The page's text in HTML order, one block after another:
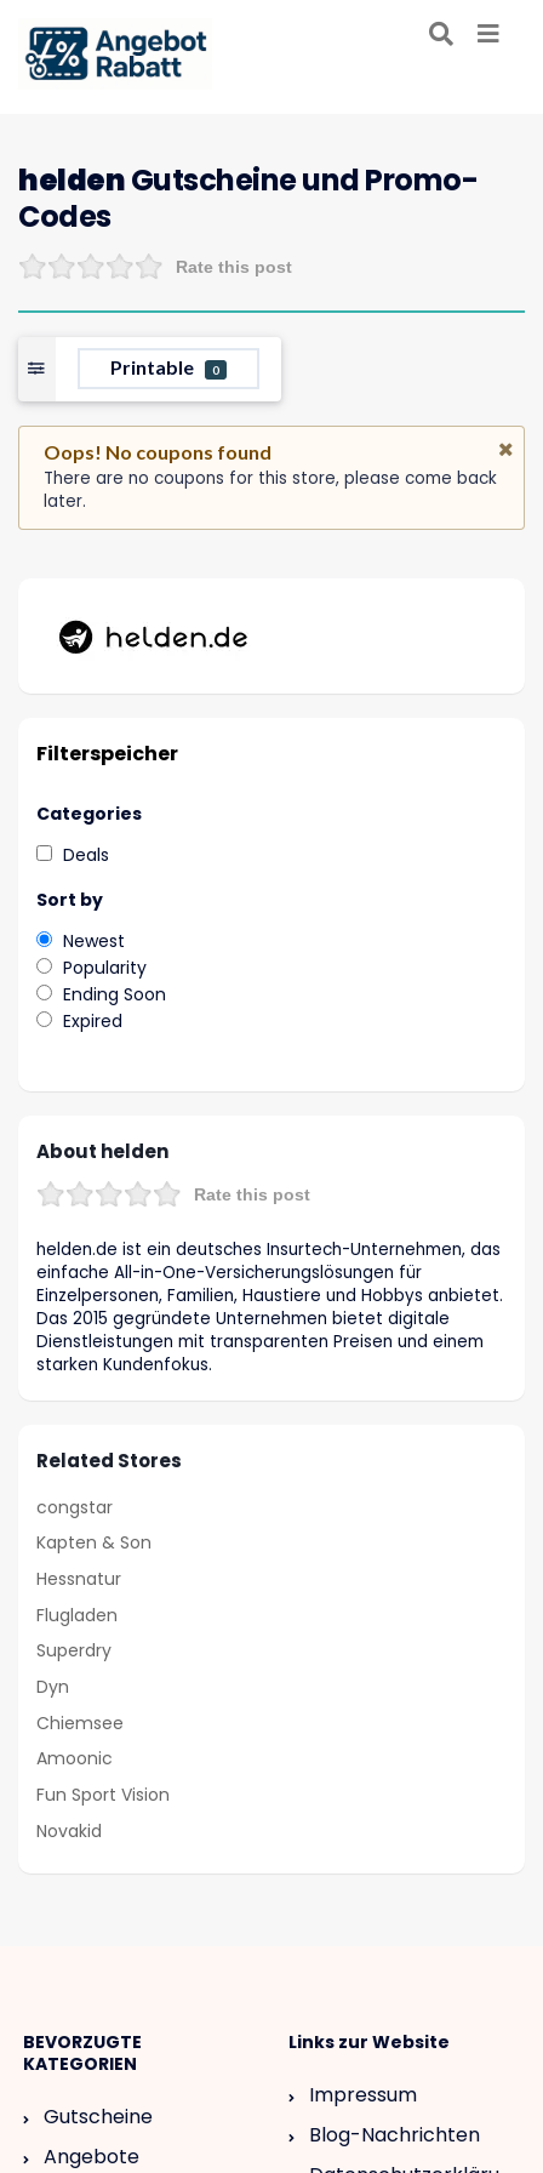
heldenGutscheine und Promo-
Codes
Rate this post
Printable 0
Oops! No coupons found
There are no coupons for this store, please come back
later.
Filterspeicher
Categories
Deals
Sort by
Newest
Popularity
Ending Soon
Expired
About helden
Rate this post
helden.de ist ein deutsches Insurtech-Unternehmen, das
einfache All-in-One-Versicherungslösungen für
Einzelpersonen, Familien, Haustiere und Hobbys anbietet.
Das 2015 gegründete Unternehmen bietet digitale
Dienstleistungen mit transparenten Preisen und einem
starken Kundenfokus.
Related Stores
congstar
Kapten & Son
Hessnatur
Flugladen
Superdry
Dyn
Chiemsee
Amoonic
Fun Sport Vision
Novakid
BEVORZUGTE
KATEGORIEN
Gutscheine
Angebote
Links zur Website
Impressum
Blog-Nachrichten